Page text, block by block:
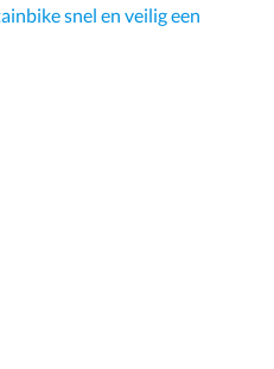
snel en veilig een